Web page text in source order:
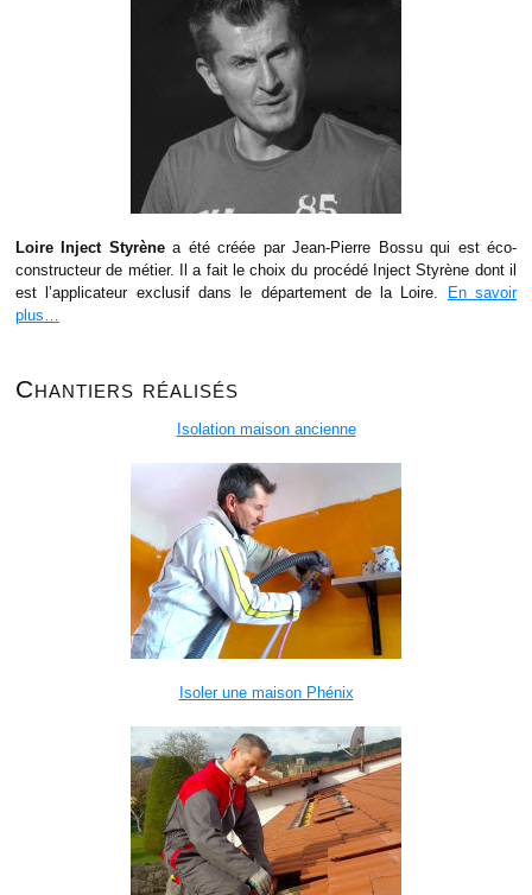
Loire Inject Styrènea été créée par Jean-Pierre Bossu qui est éco-
constructeur de métier. Il a fait le choix du procédé Inject Styrène dont il
est l’applicateur exclusif dans le département de la Loire.
En savoir
plus…
Chantiers réalisés
Isolation maison ancienne
Isoler une maison Phénix